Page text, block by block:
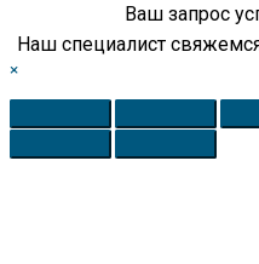
Ваш запрос
Наш специалист
×